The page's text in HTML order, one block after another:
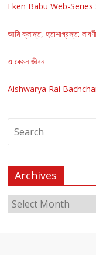
Eken Babu Web-
আমি ক্লান্ত, হতাশাগ্রস্ত:
এ কেমন জীবন
Aishwarya Rai
Archives